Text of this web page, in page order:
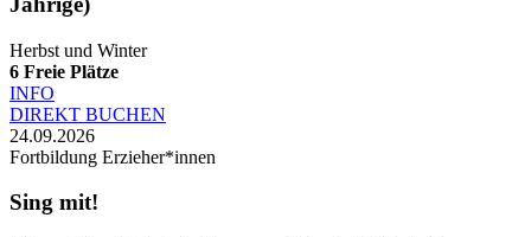
Herbst und Winter
6 Freie Plätze
INFO
DIREKT BUCHEN
24.09.2026
Fortbildung Erzieher*innen
Sing mit!